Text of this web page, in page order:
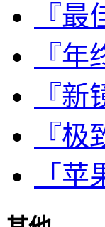
『
『
『
『
「